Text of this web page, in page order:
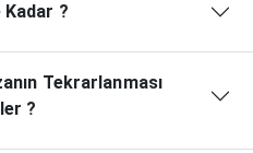
?
Tekrarlanması
?